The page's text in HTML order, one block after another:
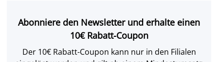
Abonniere den Newsletter und erhalte einen
10€ Rabatt-Coupon
Der 10€ Rabatt-Coupon kann nur in den Filialen